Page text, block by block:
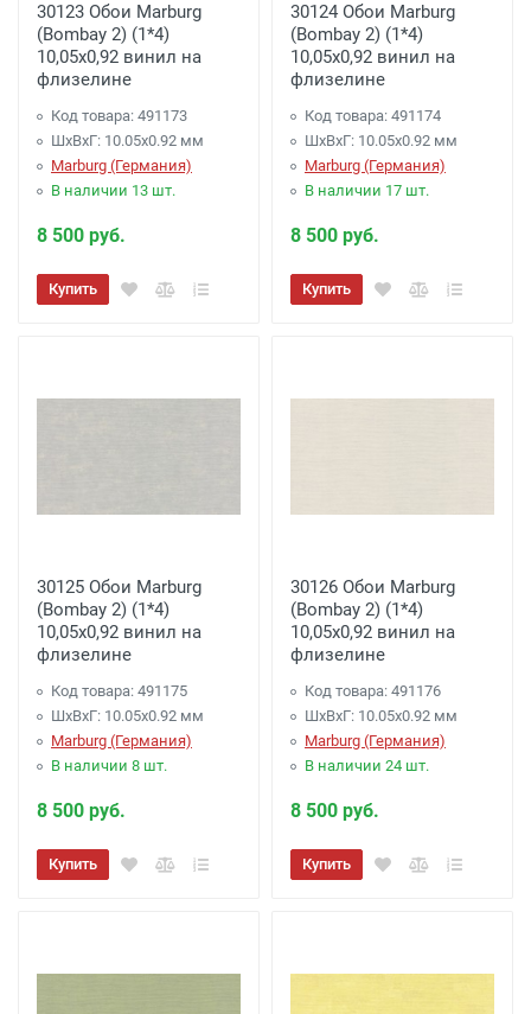
30123 Обои Marburg
(Bombay 2) (1*4)
10,05x0,92 винил на
флизелине
Код товара: 491173
ШхВхГ: 10.05х0.92 мм
Marburg (Германия)
В наличии 13 шт.
8 500 руб.
Купить
30124 Обои Marburg
(Bombay 2) (1*4)
10,05x0,92 винил на
флизелине
Код товара: 491174
ШхВхГ: 10.05х0.92 мм
Marburg (Германия)
В наличии 17 шт.
8 500 руб.
Купить
30125 Обои Marburg
(Bombay 2) (1*4)
10,05x0,92 винил на
флизелине
Код товара: 491175
ШхВхГ: 10.05х0.92 мм
Marburg (Германия)
В наличии 8 шт.
8 500 руб.
Купить
30126 Обои Marburg
(Bombay 2) (1*4)
10,05x0,92 винил на
флизелине
Код товара: 491176
ШхВхГ: 10.05х0.92 мм
Marburg (Германия)
В наличии 24 шт.
8 500 руб.
Купить